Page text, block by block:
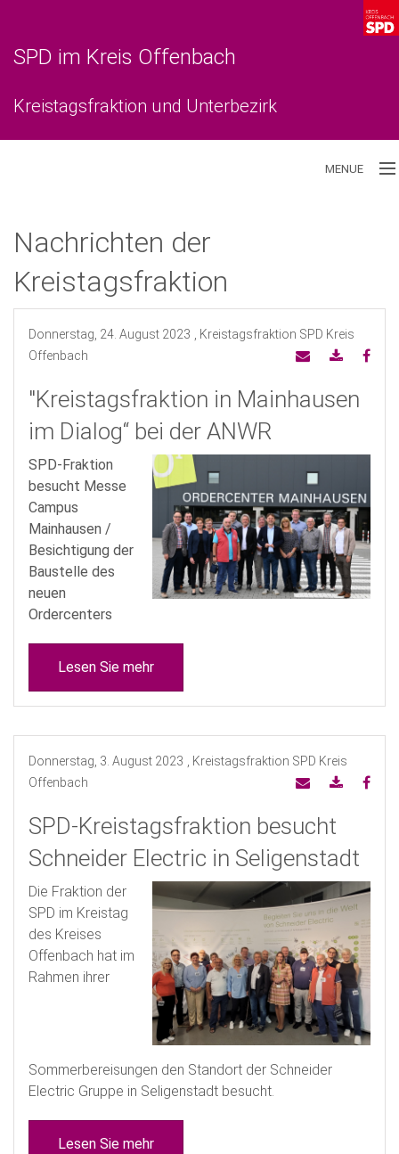
SPD im Kreis Offenbach
Kreistagsfraktion und Unterbezirk
MENUE
Unterbezirk
Kreistagsfraktion
Nachrichten der
Kreistagsfraktion
Donnerstag, 24. August 2023
, Kreistagsfraktion SPD Kreis
Offenbach
"Kreistagsfraktion in Mainhausen
im Dialog“ bei der ANWR
SPD-Fraktion
besucht Messe
Campus
Mainhausen /
Besichtigung der
Baustelle des
neuen
Ordercenters
Lesen Sie mehr
Donnerstag, 3. August 2023
, Kreistagsfraktion SPD Kreis
Offenbach
SPD-Kreistagsfraktion besucht
Schneider Electric in Seligenstadt
Die Fraktion der
SPD im Kreistag
des Kreises
Offenbach hat im
Rahmen ihrer
Sommerbereisungen den Standort der Schneider
Electric Gruppe in Seligenstadt besucht.
Lesen Sie mehr